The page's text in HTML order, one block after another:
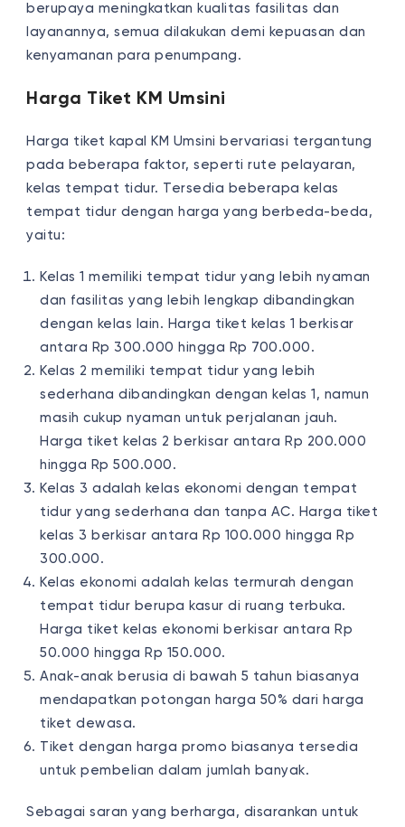
berupaya meningkatkan kualitas fasilitas dan
layanannya, semua dilakukan demi kepuasan dan
kenyamanan para penumpang.
Harga Tiket KM Umsini
Harga tiket kapal KM Umsini bervariasi tergantung
pada beberapa faktor, seperti rute pelayaran,
kelas tempat tidur. Tersedia beberapa kelas
tempat tidur dengan harga yang berbeda-beda,
yaitu:
Kelas 1 memiliki tempat tidur yang lebih nyaman
dan fasilitas yang lebih lengkap dibandingkan
dengan kelas lain. Harga tiket kelas 1 berkisar
antara Rp 300.000 hingga Rp 700.000.
Kelas 2 memiliki tempat tidur yang lebih
sederhana dibandingkan dengan kelas 1, namun
masih cukup nyaman untuk perjalanan jauh.
Harga tiket kelas 2 berkisar antara Rp 200.000
hingga Rp 500.000.
Kelas 3 adalah kelas ekonomi dengan tempat
tidur yang sederhana dan tanpa AC. Harga tiket
kelas 3 berkisar antara Rp 100.000 hingga Rp
300.000.
Kelas ekonomi adalah kelas termurah dengan
tempat tidur berupa kasur di ruang terbuka.
Harga tiket kelas ekonomi berkisar antara Rp
50.000 hingga Rp 150.000.
Anak-anak berusia di bawah 5 tahun biasanya
mendapatkan potongan harga 50% dari harga
tiket dewasa.
Tiket dengan harga promo biasanya tersedia
untuk pembelian dalam jumlah banyak.
Sebagai saran yang berharga, disarankan untuk